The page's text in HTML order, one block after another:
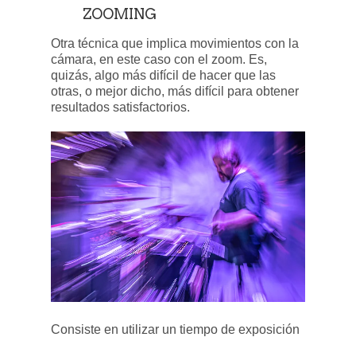
ZOOMING
Otra técnica que implica movimientos con la
cámara, en este caso con el zoom. Es,
quizás, algo más difícil de hacer que las
otras, o mejor dicho, más difícil para obtener
resultados satisfactorios.
Consiste en utilizar un tiempo de exposición